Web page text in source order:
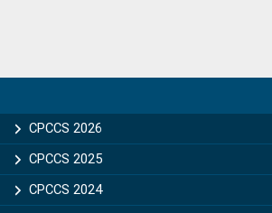
Sidebar
CPCCS 2026
CPCCS 2025
CPCCS 2024